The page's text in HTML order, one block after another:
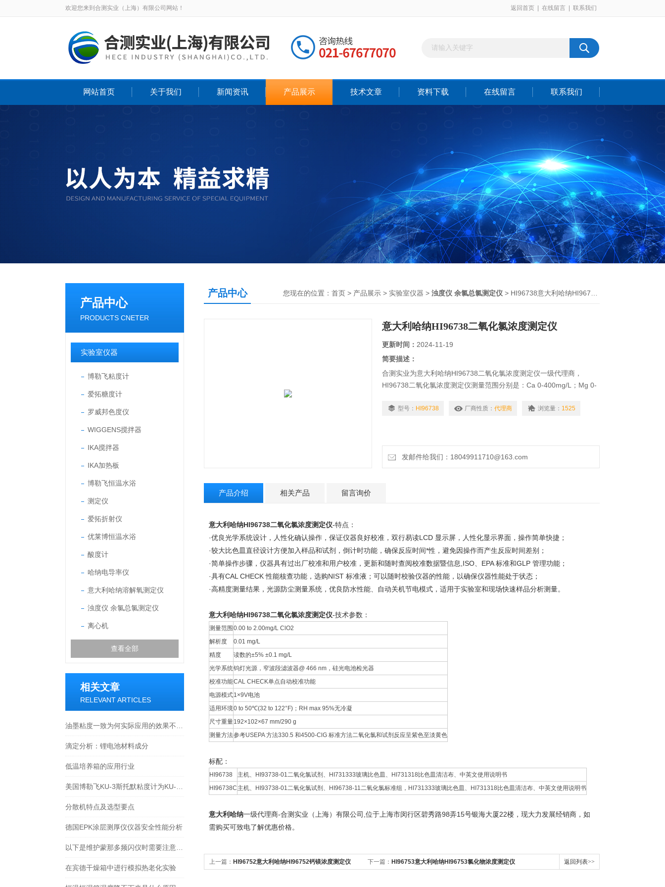
欢迎您来到合测实业（上海）有限公司网站！ 返回首页 在线留言 联系我们
网站首页 关于我们 新闻资讯 产品展示 技术文章 资料下载 在线留言 联系我们
产品中心
PRODUCTS CNETER
实验室仪器
博勒飞粘度计
爱拓糖度计
罗威邦色度仪
WIGGENS搅拌器
IKA搅拌器
IKA加热板
博勒飞恒温水浴
测定仪
爱拓折射仪
优莱博恒温水浴
酸度计
哈纳电导率仪
意大利哈纳溶解氧测定仪
浊度仪 余氯总氯测定仪
离心机
查看全部
相关文章
RELEVANT ARTICLES
滴定分析：锂电池材料成分
低温培养箱的应用行业
分散机特点及选型要点
德国EPK涂层测厚仪仪器安全性能分析
在宾德干燥箱中进行模拟热老化实验
产品中心 您现在的位置： 首页 > 产品展示 > 实验室仪器 > 浊度仪 余氯总氯测定仪 > HI96738意大利哈纳HI96738二氧化氯浓度测定仪
意大利哈纳HI96738二氧化氯浓度测定仪
更新时间： 2024-11-19
简要描述：
合测实业为意大利哈纳HI96738二氧化氯浓度测定仪一级代理商，
HI96738二氧化氯浓度测定仪测量范围分别是：Ca 0-400mg/L；Mg 0-
度测定仪，测量精准，操作便捷，同时适合于实验室与现场测定。
型号： HI96738 厂商性质： 代理商 浏览量： 1525
发邮件给我们：18049911710@163.com
产品介绍 相关产品 留言询价
意大利哈纳HI96738二氧化氯浓度测定仪-特点：
·优良光学系统设计，人性化确认操作，保证仪器良好校准，双行易读LCD 显示屏，人性化显示界面，操作简单快捷；
·较大比色皿直径设计方便加入样品和试剂，倒计时功能，确保反应时间*性，避免因操作而产生反应时间差别；
·简单操作步骤，仪器具有过出厂校准和用户校准，更新和随时查阅校准数据暨信息,ISO、EPA 标准和GLP 管理功能；
·具有CAL CHECK 性能核查功能，选购NIST 标准液；可以随时校验仪器的性能，以确保仪器性能处于状态；
·高精度测量结果，光源防尘测量系统，优良防水性能、自动关机节电模式，适用于实验室和现场快速样品分析测量。
意大利哈纳HI96738二氧化氯浓度测定仪-技术参数：
测量范围 0.00 to 2.00mg/L ClO2
解析度
0.01 mg/L
精度
读数的±5% ±0.1 mg/L
光学系统钨灯光源，窄波段滤波器@ 466 nm，硅光电池检光器
校准功能CAL CHECK单点自动校准功能
电源模式1×9V电池
适用环境0 to 50℃(32 to 122°F)；RH max 95%无冷凝
尺寸重量192×102×67 mm/290 g
测量方法参考USEPA 方法330.5 和4500-ClG 标准方法二氧化氯和试剂反应呈紫色至淡黄色
标配：
HI96738
主机、HI93738-01二氧化氯试剂、HI731333玻璃比色皿、HI731318比色皿清洁布、中英文使用说明书
HI96738C 主机、HI93738-01二氧化氯试剂、HI96738-11二氧化氯标准组，HI731333玻璃比色皿、HI731318比色皿清洁布、中英文使用说明书
意大利哈纳一级代理商-合测实业（上海）有限公司 位于上海市闵行区碧秀路98弄15号银海大厦22楼， 现大力发展经销商，如
需购买可致电了解优惠价格。
上一篇： HI96752意大利哈纳HI96752钙镁浓度测定仪 下一篇： HI96753意大利哈纳HI96753氯化物浓度测定仪 返回列表>>